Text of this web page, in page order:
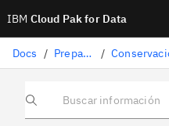
IBM Cloud Pak for Data
Docs / Preparación de datos /
Buscar información